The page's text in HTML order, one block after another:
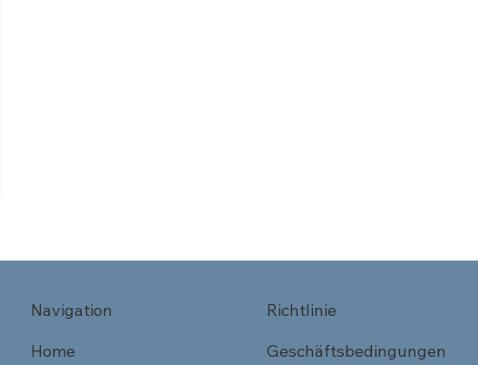
Navigation
Home
Richtlinie
Geschäftsbedingungen